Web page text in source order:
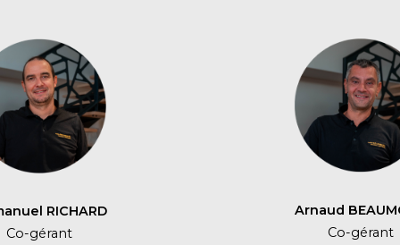
RICHARD
Co-gérant
Arnaud
Co-gérant